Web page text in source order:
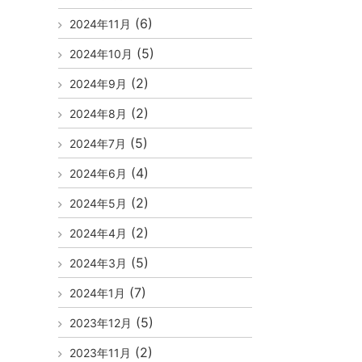
2024年11月 (6)
2024年10月 (5)
2024年9月 (2)
2024年8月 (2)
2024年7月 (5)
2024年6月 (4)
2024年5月 (2)
2024年4月 (2)
2024年3月 (5)
2024年1月 (7)
2023年12月 (5)
2023年11月 (2)